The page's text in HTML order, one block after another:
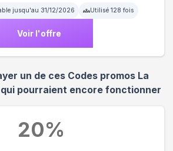
jusqu'au 31/12/2026 Utilisé 128 fois
Voir l'offre
un de ces Codes promos La
pourraient encore fonctionner
20%